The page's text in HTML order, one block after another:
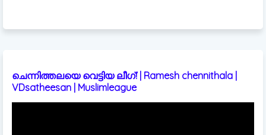
ചെന്നിത്തലയെ വെട്ടിയ ലീഗ്! | Ramesh chennithala |
VDsatheesan | Muslimleague